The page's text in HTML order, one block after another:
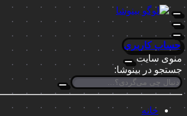
حساب کاربری
منوی سایت
جستجو در بینوشا:
خانه